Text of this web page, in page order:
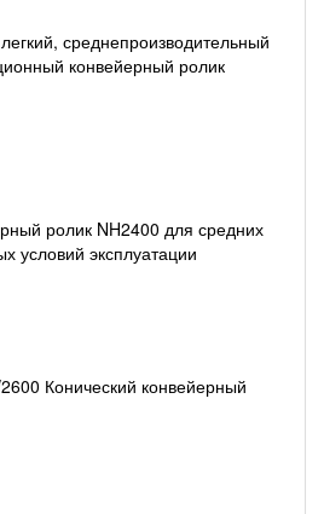
среднепроизводительный
конвейерный ролик
ролик NH2400 для средних
условий эксплуатации
Конический конвейерный